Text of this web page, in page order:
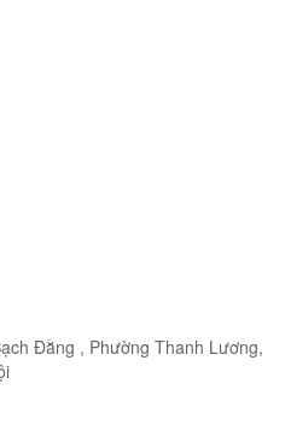
Đằng , Phường Thanh Lương,